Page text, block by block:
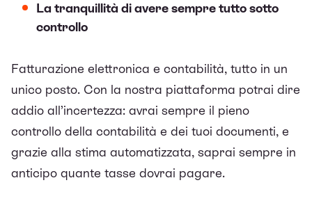
La tranquillità di avere sempre tutto sotto
controllo
Fatturazione elettronica e contabilità, tutto in un
unico posto. Con la nostra piattaforma potrai dire
addio all’incertezza: avrai sempre il pieno
controllo della contabilità e dei tuoi documenti, e
grazie alla stima automatizzata, saprai sempre in
anticipo quante tasse dovrai pagare.